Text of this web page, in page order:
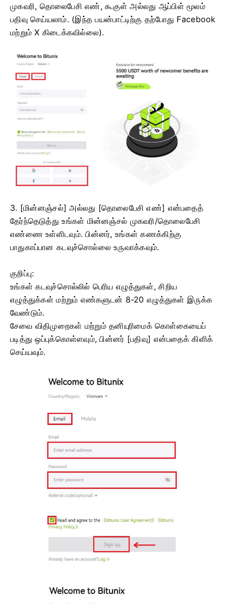
முகவரி, தொலைபேசி எண், கூகுள் அல்லது ஆப்பிள் மூலம்
பதிவு செய்யலாம். (இந்த பயன்பாட்டிற்கு தற்போது Facebook
மற்றும் X கிடைக்கவில்லை).
3. [மின்னஞ்சல்] அல்லது [தொலைபேசி எண்] என்பதைத்
தேர்ந்தெடுத்து உங்கள் மின்னஞ்சல் முகவரி/தொலைபேசி
எண்ணை உள்ளிடவும்.பின்னர், உங்கள் கணக்கிற்கு
பாதுகாப்பான கடவுச்சொல்லை உருவாக்கவும்.
குறிப்பு:
உங்கள் கடவுச்சொல்லில் பெரிய எழுத்துகள், சிறிய
எழுத்துக்கள் மற்றும் எண்களுடன் 8-20 எழுத்துகள் இருக்க
வேண்டும்.
சேவை விதிமுறைகள் மற்றும் தனியுரிமைக் கொள்கையைப்
படித்து ஒப்புக்கொள்ளவும், பின்னர் [பதிவு] என்பதைக் கிளிக்
செய்யவும்.